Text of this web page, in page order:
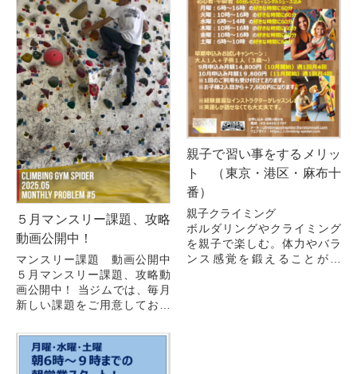
５月マンスリー課題、攻略
動画公開中！
マンスリー課題 動画公開中
５月マンスリー課題、攻略動
画公開中！ 当ジムでは、毎月
新しい課題をご用意しており
5月もバリエーション豊かなマ
ンスリー課題を
当店のセッターが心を込めて
親子で習い事をするメリッ
ト （東京・港区・麻布十
番）
親子クライミング
ボルダリングやクライミング
を親子で楽しむ。体力やバラ
ンス感覚を鍛えることがで